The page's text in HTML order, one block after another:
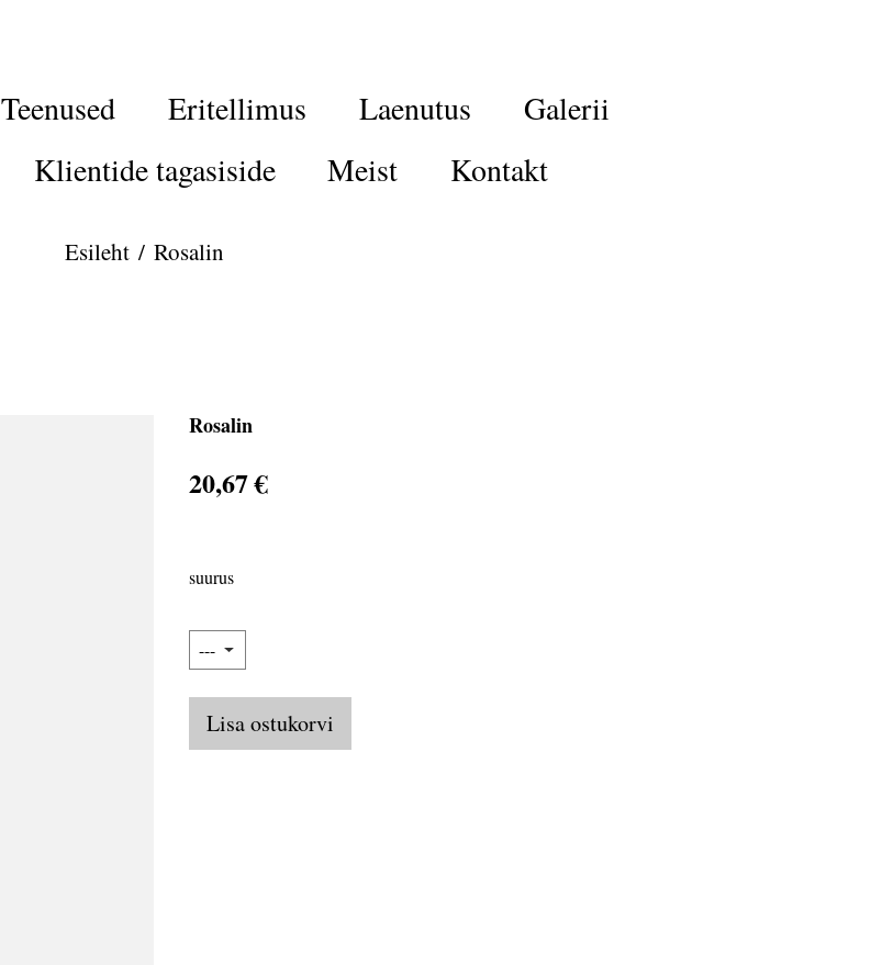
Teenused Eritellimus Laenutus
Galerii
Klientide tagasiside Meist Kontakt
Esileht / Rosalin
Rosalin
20,67 €
suurus
Lisa ostukorvi